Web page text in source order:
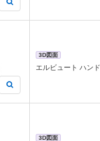
3D図面
エルビュート ハン
3D図面